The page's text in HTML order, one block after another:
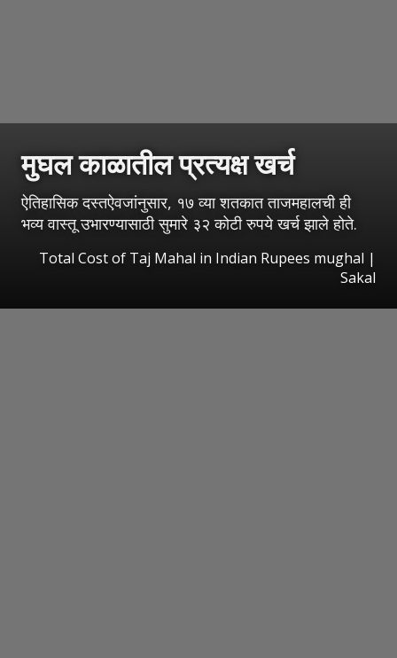
मुघल काळातील प्रत्यक्ष खर्च
ऐतिहासिक दस्तऐवजांनुसार, १७ व्या शतकात ताजमहालची ही
भव्य वास्तू उभारण्यासाठी सुमारे ३२ कोटी रुपये खर्च झाले होते.
Total Cost of Taj Mahal in Indian Rupees mughal |
Sakal